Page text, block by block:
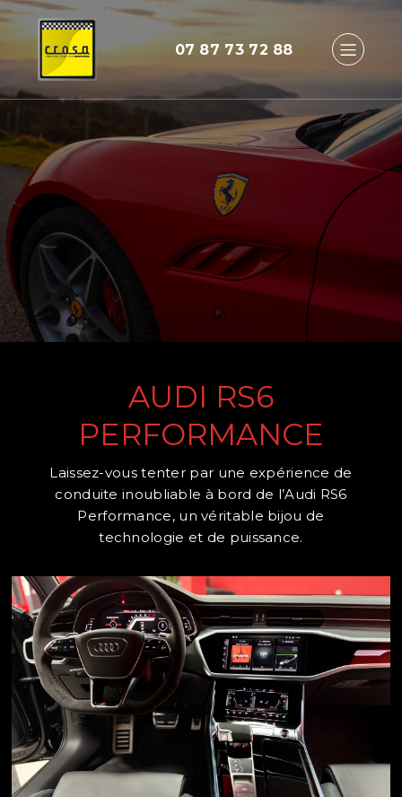
07 87 73 72 88
AUDI RS6
PERFORMANCE
Laissez-vous tenter par une expérience de
conduite inoubliable à bord de l’Audi RS6
Performance, un véritable bijou de
technologie et de puissance.